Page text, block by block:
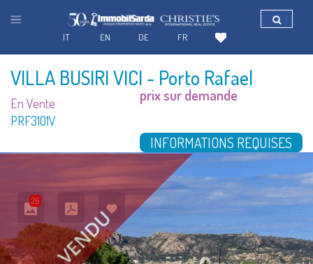
VILLA BUSIRI VICI - Porto Rafael
En Vente
PRF3101V
prix sur demande
INFORMATIONS REQUISES
26
FR
DE
EN
IT